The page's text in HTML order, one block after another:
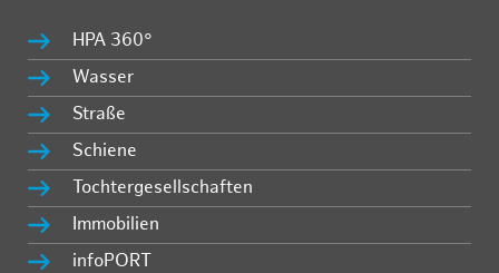
HPA 360°
Wasser
Straße
Schiene
Tochtergesellschaften
Immobilien
infoPORT